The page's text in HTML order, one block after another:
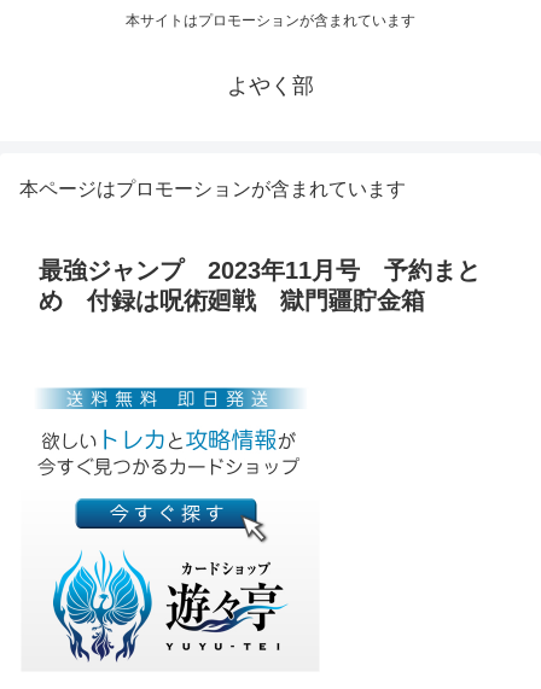
本サイトはプロモーションが含まれています
よやく部
本ページはプロモーションが含まれています
最強ジャンプ 2023年11月号 予約まと
め 付録は呪術廻戦 獄門疆貯金箱